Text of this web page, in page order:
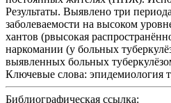
Результаты. Выявлено три
заболеваемости на высоком
хантов (pвысокая
наркомании (у больных
выявленных больных
Ключевые слова: эпидемиология
Библиографическая ссылка: